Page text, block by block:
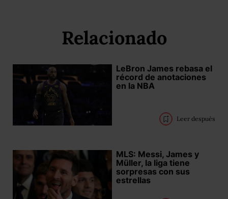
Relacionado
LeBron James rebasa el
récord de anotaciones
en la NBA
Leer después
MLS: Messi, James y
Müller, la liga tiene
sorpresas con sus
estrellas